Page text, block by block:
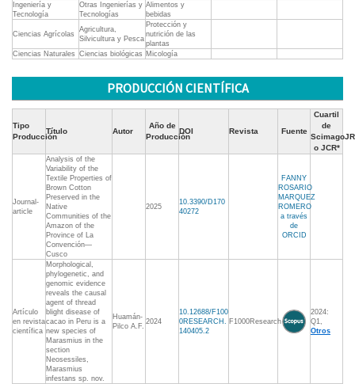
Ingeniería y
Tecnología
Otras Ingenierías y
Tecnologías
Alimentos y
bebidas
Ciencias Agrícolas
Agricultura,
Silvicultura y Pesca
Protección y
nutrición de las
plantas
Ciencias Naturales Ciencias biológicas Micología
PRODUCCIÓN CIENTÍFICA
Tipo
Producción
Título Autor
Año de
Producción
DOI Revista Fuente
Cuartil
de
ScimagoJR
o JCR*
Journal-
article
Analysis of the
Variability of the
Textile Properties of
Brown Cotton
Preserved in the
Native
Communities of the
Amazon of the
Province of La
Convención—
Cusco
2025
10.3390/D170
40272
FANNY
ROSARIO
MARQUEZ
ROMERO
a través
de
ORCID
Artículo
en revista
científica
Morphological,
phylogenetic, and
genomic evidence
reveals the causal
agent of thread
blight disease of
cacao in Peru is a
new species of
Marasmius in the
section
Neosessiles,
Marasmius
infestans sp. nov.
Huamán-
Pilco A.F.
2024
10.12688/F100
0RESEARCH.
140405.2
F1000Research
2024:
Q1,
Otros